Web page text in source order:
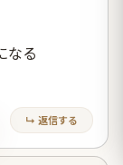
なる
↳ 返信する